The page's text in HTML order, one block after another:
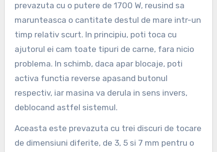
prevazuta cu o putere de 1700 W, reusind sa
marunteasca o cantitate destul de mare intr-un
timp relativ scurt. In principiu, poti toca cu
ajutorul ei cam toate tipuri de carne, fara nicio
problema. In schimb, daca apar blocaje, poti
activa functia reverse apasand butonul
respectiv, iar masina va derula in sens invers,
deblocand astfel sistemul.
Aceasta este prevazuta cu trei discuri de tocare
de dimensiuni diferite, de 3, 5 si 7 mm pentru o